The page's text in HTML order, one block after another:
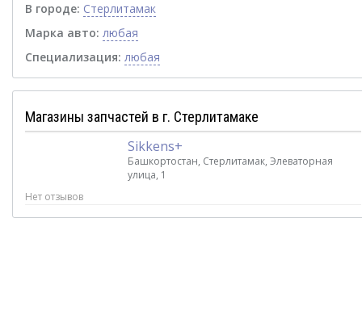
В городе: Стерлитамак
Марка авто: любая
Специализация: любая
Магазины запчастей в г. Стерлитамаке
Sikkens+
Башкортостан, Стерлитамак, Элеваторная
улица, 1
Нет отзывов